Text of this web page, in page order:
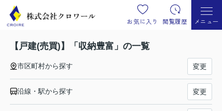
お気に入り 閲覧履歴 メニュー
【戸建(売買)】「収納豊富」の一覧
市区町村から探す 変更
沿線・駅から探す 変更